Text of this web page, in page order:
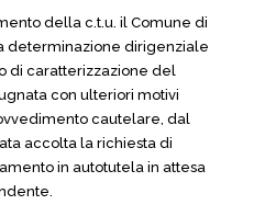
della c.t.u. il Comune di
determinazione dirigenziale
di caratterizzazione del
con ulteriori motivi
cautelare, dal
accolta la richiesta di
in autotutela in attesa